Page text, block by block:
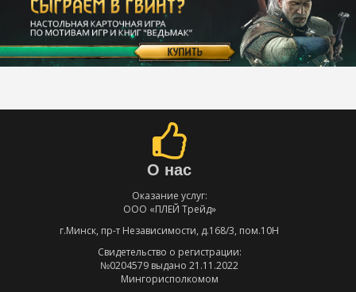
О нас
Оказание услуг:
ООО «ПЛЕЙ Трейд»
г.Минск, пр-т Независимости, д.168/3, пом.10Н
Свидетельство о регистрации:
№0204579 выдано 21.11.2022
Мингорисполкомом